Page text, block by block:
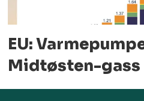
EU:
Midtøsten-gass